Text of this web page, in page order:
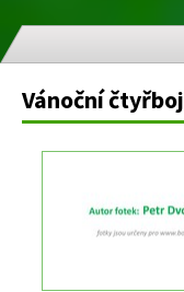
Vánoční čtyřboj